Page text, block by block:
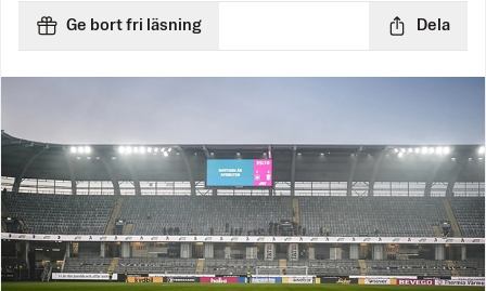
Ge bort fri läsning Dela